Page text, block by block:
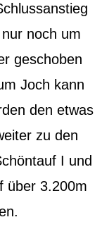
noch um
geschoben
Joch kann
den etwas
zu den
I und
über 3.200m